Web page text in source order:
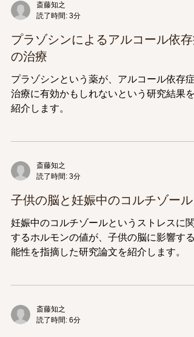
斎藤知之
読了時間: 3分
プラゾシンによるアルコール依存
の治療
プラゾシンという薬が、アルコール依存症
治療に有効かもしれないという研究結果を
紹介します。
斎藤知之
読了時間: 3分
子供の脳と妊娠中のコルチゾール
妊娠中のコルチゾールというストレスに関
するホルモンの値が、子供の脳に影響する
能性を指摘した研究論文を紹介します。
斎藤知之
読了時間: 6分